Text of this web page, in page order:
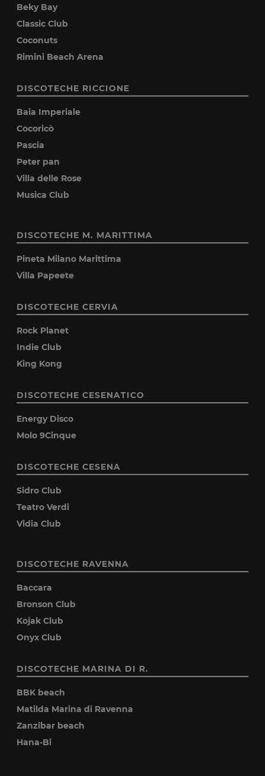
Beky Bay
Classic Club
Coconuts
Rimini Beach Arena
DISCOTECHE RICCIONE
Baia Imperiale
Cocoricò
Pascia
Peter pan
Villa delle Rose
Musica Club
DISCOTECHE M. MARITTIMA
Pineta Milano Marittima
Villa Papeete
DISCOTECHE CERVIA
Rock Planet
Indie Club
King Kong
DISCOTECHE CESENATICO
Energy Disco
Molo 9Cinque
DISCOTECHE CESENA
Sidro Club
Teatro Verdi
Vidia Club
DISCOTECHE RAVENNA
Baccara
Bronson Club
Kojak Club
Onyx Club
DISCOTECHE MARINA DI R.
BBK beach
Matilda Marina di Ravenna
Zanzibar beach
Hana-Bi